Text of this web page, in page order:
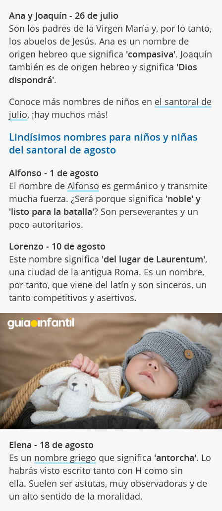
Ana y Joaquín - 26 de julio
Son los padres de la Virgen María y, por lo tanto,
los abuelos de Jesús. Ana es un nombre de
origen hebreo que significa 'compasiva'. Joaquín
también es de origen hebreo y significa 'Dios
dispondrá'.
Conoce más nombres de niños en el santoral de
julio, ¡hay muchos más!
Lindísimos nombres para niños y niñas
del santoral de agosto
Alfonso - 1 de agosto
El nombre de Alfonso es germánico y transmite
mucha fuerza. ¿Será porque significa 'noble' y
'listo para la batalla'? Son perseverantes y un
poco autoritarios.
Lorenzo - 10 de agosto
Este nombre significa 'del lugar de Laurentum',
una ciudad de la antigua Roma. Es un nombre,
por tanto, que viene del latín y son sinceros, un
tanto competitivos y asertivos.
Elena - 18 de agosto
Es un nombre griego que significa 'antorcha'. Lo
habrás visto escrito tanto con H como sin
ella. Suelen ser astutas, muy observadoras y de
un alto sentido de la moralidad.